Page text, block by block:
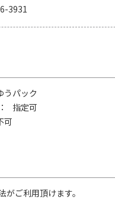
3931
うパック
指定可
可
がご利用頂けます。